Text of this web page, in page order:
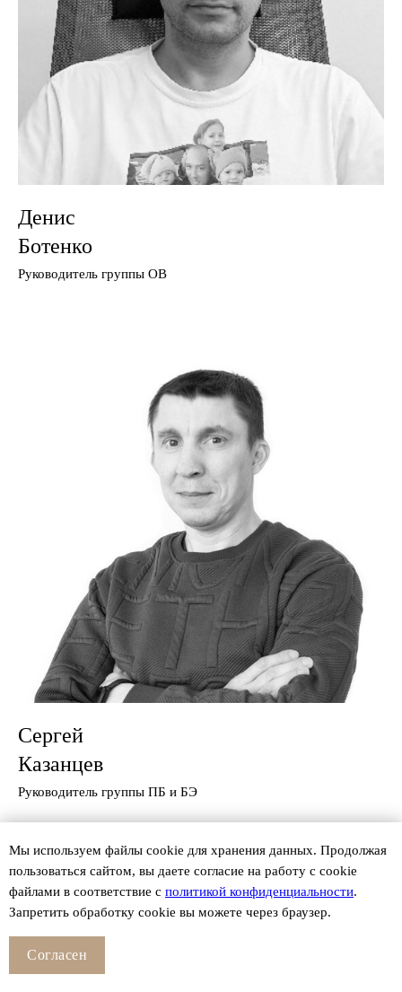
Денис
Ботенко
Руководитель группы ОВ
Сергей
Казанцев
Руководитель группы ПБ и БЭ
Мы используем файлы сookie для хранения данных. Продолжая
пользоваться сайтом, вы даете согласие на работу с cookie
файлами в соответствие с политикой конфиденциальности.
Запретить обработку cookie вы можете через браузер.
Согласен